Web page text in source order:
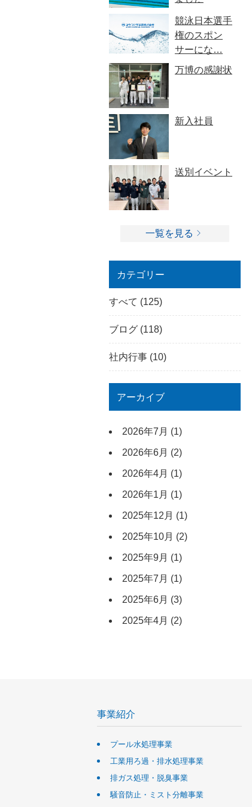
競泳日本選手
権のスポン
サーにな…
万博の感謝状
新入社員
送別イベント
一覧を見る
カテゴリー
すべて (125)
ブログ (118)
社内行事 (10)
アーカイブ
2026年7月 (1)
2026年6月 (2)
2026年4月 (1)
2026年1月 (1)
2025年12月 (1)
2025年10月 (2)
2025年9月 (1)
2025年7月 (1)
2025年6月 (3)
2025年4月 (2)
事業紹介
プール水処理事業
工業用ろ過・排水処理事業
排ガス処理・脱臭事業
騒音防止・ミスト分離事業